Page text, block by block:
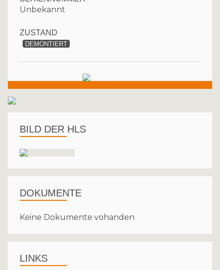
Unbekannt
ZUSTAND
DEMONTIERT
BILD DER HLS
DOKUMENTE
Keine Dokumente vohanden
LINKS